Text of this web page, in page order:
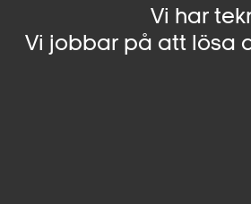
Vi har
Vi jobbar på att lösa